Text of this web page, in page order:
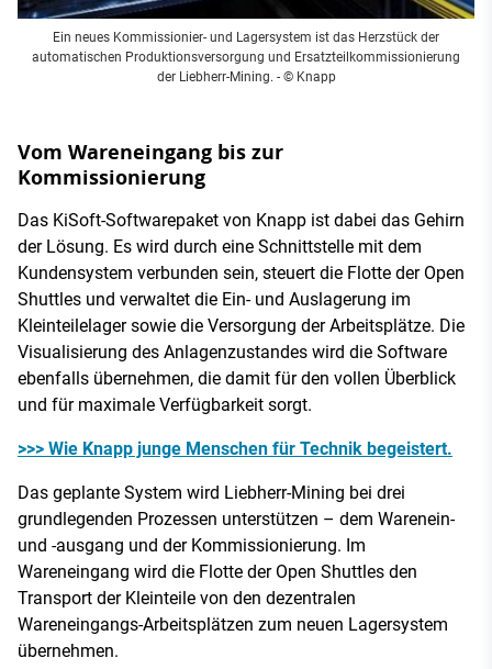
Ein neues Kommissionier- und Lagersystem ist das Herzstück der
automatischen Produktionsversorgung und Ersatzteilkommissionierung
der Liebherr-Mining. - © Knapp
Vom Wareneingang bis zur
Kommissionierung
Das KiSoft-Softwarepaket von Knapp ist dabei das Gehirn
der Lösung. Es wird durch eine Schnittstelle mit dem
Kundensystem verbunden sein, steuert die Flotte der Open
Shuttles und verwaltet die Ein- und Auslagerung im
Kleinteilelager sowie die Versorgung der Arbeitsplätze. Die
Visualisierung des Anlagenzustandes wird die Software
ebenfalls übernehmen, die damit für den vollen Überblick
und für maximale Verfügbarkeit sorgt.
>>> Wie Knapp junge Menschen für Technik begeistert.
Das geplante System wird Liebherr-Mining bei drei
grundlegenden Prozessen unterstützen – dem Warenein-
und -ausgang und der Kommissionierung. Im
Wareneingang wird die Flotte der Open Shuttles den
Transport der Kleinteile von den dezentralen
Wareneingangs-Arbeitsplätzen zum neuen Lagersystem
übernehmen.